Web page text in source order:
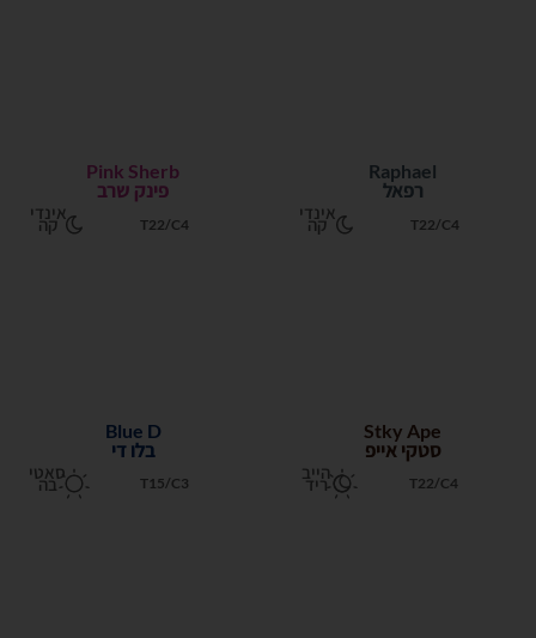
Raphael
רפאל
T22/C4
אינדי
קה
Pink Sherb
פינק שרב
T22/C4
אינדי
קה
Stky Ape
סטקי אייפ
T22/C4 הייב
ריד
Blue D
בלו די
T15/C3 סאטי
בה